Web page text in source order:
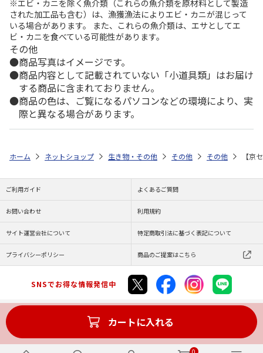
※エビ・カニを除く魚介類（これらの魚介類を原材料として製造
された加工品も含む）は、漁獲漁法によりエビ・カニが混じって
いる場合があります。 また、これらの魚介類は、エサとしてエ
ビ・カニを食べている可能性があります。
その他
商品写真はイメージです。
商品内容として記載されていない「小道具類」はお届け
する商品に含まれておりません。
商品の色は、ご覧になるパソコンなどの環境により、実
際と異なる場合があります。
カートに入れる
ホーム ネットショップ 生き物・その他 その他 その他 【京
ご利用ガイド よくあるご質問
お問い合わせ 利用規約
サイト運営会社について 特定商取引法に基づく表記について
プライバシーポリシー 商品のご提案はこちら
SNSでお得な情報発信中